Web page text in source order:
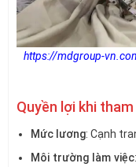
https://mdgroup-
Quyền lợi khi tham
Mức lương: Cạnh
Môi trường làm việc